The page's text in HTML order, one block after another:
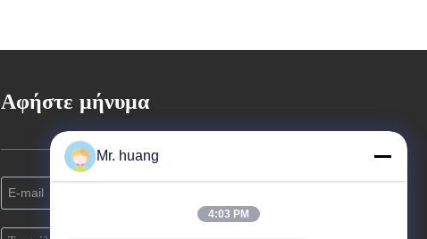
Αφήστε μήνυμα
Mr. huang
4:03 PM